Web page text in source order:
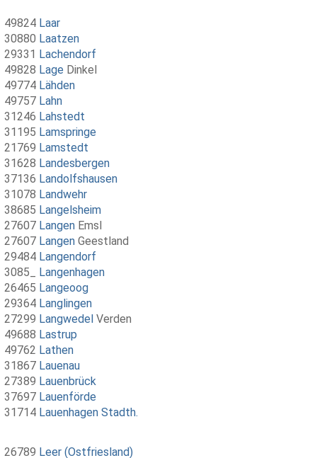
49824 Laar
30880 Laatzen
29331 Lachendorf
49828 Lage Dinkel
49774 Lähden
49757 Lahn
31246 Lahstedt
31195 Lamspringe
21769 Lamstedt
31628 Landesbergen
37136 Landolfshausen
31078 Landwehr
38685 Langelsheim
27607 Langen Emsl
27607 Langen Geestland
29484 Langendorf
3085_
Langenhagen
26465 Langeoog
29364 Langlingen
27299 Langwedel Verden
49688 Lastrup
49762 Lathen
31867 Lauenau
27389 Lauenbrück
37697 Lauenförde
31714 Lauenhagen Stadth.
26789 Leer (Ostfriesland)